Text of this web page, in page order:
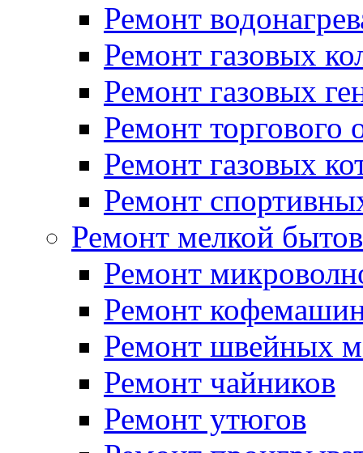
Ремонт
Ремонт газовых
Ремонт газовых
Ремонт торгового
Ремонт газовых
Ремонт
Ремонт мелкой
Ремонт
Ремонт
Ремонт швейных
Ремонт чайников
Ремонт утюгов